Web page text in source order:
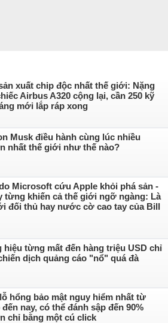
xuất chip độc nhất thế giới: Nặng
Airbus A320 cộng lại, cần 250 kỹ
mới lắp ráp xong
Musk điều hành cùng lúc nhiều
nhất thế giới như thế nào?
Microsoft cứu Apple khỏi phá sản -
từng khiến cả thế giới ngỡ ngàng: Là
đối thủ hay nước cờ cao tay của Bill
hiệu từng mất đến hàng triệu USD chỉ
dịch quảng cáo "nổ" quá đà
hổng bảo mật nguy hiểm nhất từ
nay, có thể đánh sập đến 90%
chỉ bằng một cú click